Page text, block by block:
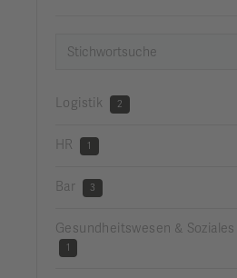
Logistik 2
HR 1
Bar 3
Gesundheitswesen & Soziales
1